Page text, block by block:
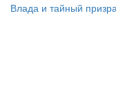
Влада и тайный